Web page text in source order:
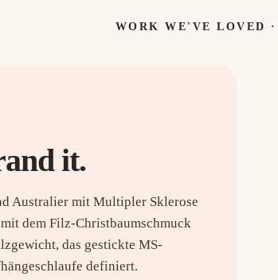
WORK WE'VE LOVED ·
it.
Australier mit Multipler Sklerose
dem Filz-Christbaumschmuck
das gestickte MS-
definiert.